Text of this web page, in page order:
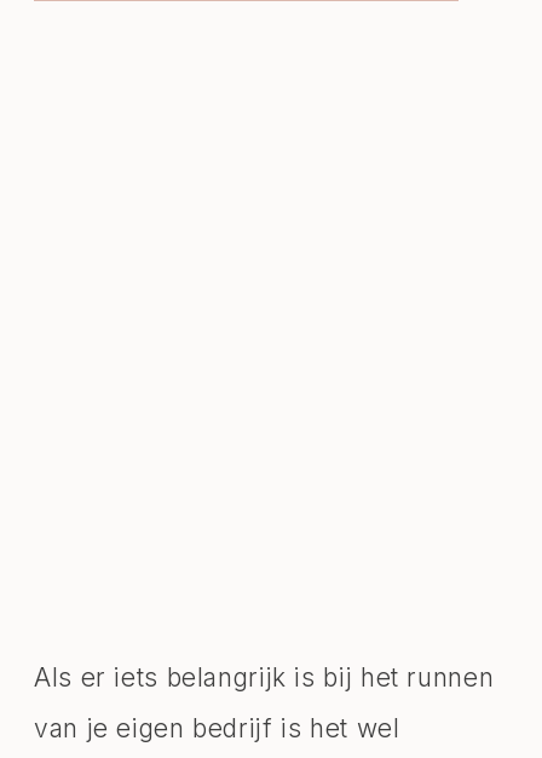
Als er iets belangrijk is bij het runnen
van je eigen bedrijf is het wel